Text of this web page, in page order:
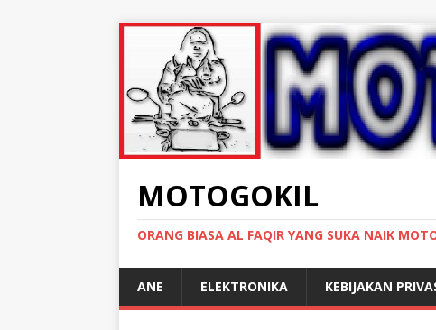
MOTOGOKIL
ORANG BIASA AL FAQIR YANG SUKA NAIK
ANE ELEKTRONIKA KEBIJAKAN